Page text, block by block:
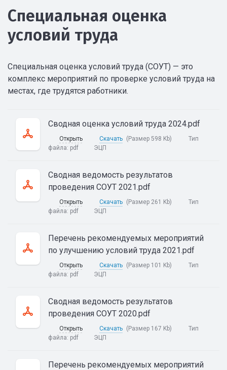
Специальная оценка
условий труда
Специальная оценка условий труда (СОУТ) — это
комплекс мероприятий по проверке условий труда на
местах, где трудятся работники.
Сводная оценка условий труда 2024.pdf
Открыть Скачать (Размер 598 Kb)
Тип
файла: pdf ЭЦП
Сводная ведомость результатов
проведения СОУТ 2021.pdf
Открыть Скачать (Размер 261 Kb)
Тип
файла: pdf ЭЦП
Перечень рекомендуемых мероприятий
по улучшению условий труда 2021.pdf
Открыть Скачать (Размер 101 Kb)
Тип
файла: pdf ЭЦП
Сводная ведомость результатов
проведения СОУТ 2020.pdf
Открыть Скачать (Размер 167 Kb)
Тип
файла: pdf ЭЦП
Перечень рекомендуемых мероприятий